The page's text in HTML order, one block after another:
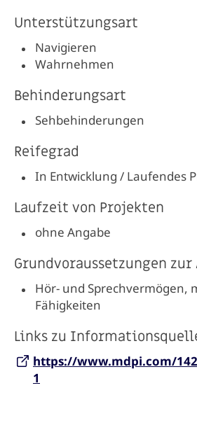
Unterstützungsart
Navigieren
Wahrnehmen
Behinderungsart
Sehbehinderungen
Reifegrad
In Entwicklung / Laufendes
Laufzeit von Projekten
ohne Angabe
Grundvoraussetzungen
Hör- und Sprechvermögen,
Fähigkeiten
Links zu
https://www.mdpi.com/
1